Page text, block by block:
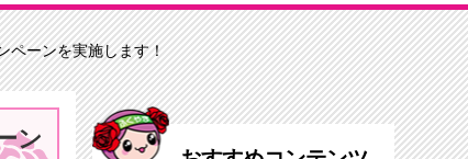
ペーンを実施します！
ン